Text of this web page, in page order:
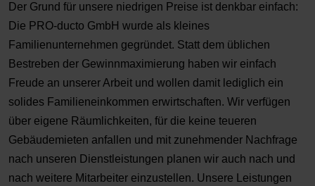
Der Grund für unsere niedrigen Preise ist denkbar einfach:
Die PRO-ducto GmbH wurde als kleines
Familienunternehmen gegründet. Statt dem üblichen
Bestreben der Gewinnmaximierung haben wir einfach
Freude an unserer Arbeit und wollen damit lediglich ein
solides Familieneinkommen erwirtschaften. Wir verfügen
über eigene Räumlichkeiten, für die keine teueren
Gebäudemieten anfallen und mit zunehmender Nachfrage
nach unseren Dienstleistungen planen wir auch nach und
nach weitere Mitarbeiter einzustellen. Unsere Leistungen